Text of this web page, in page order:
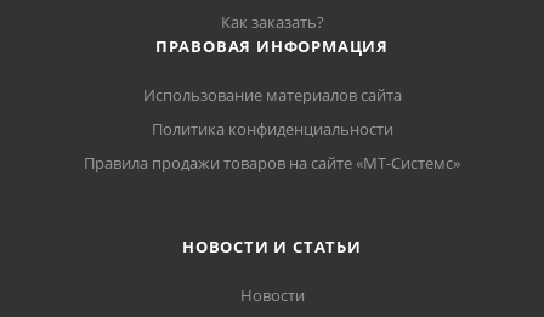
Как заказать?
ПРАВОВАЯ ИНФОРМАЦИЯ
Использование материалов сайта
Политика конфиденциальности
Правила продажи товаров на сайте «МТ-Системс»
НОВОСТИ И СТАТЬИ
Новости